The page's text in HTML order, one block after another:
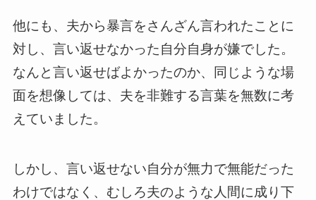
他にも、夫から暴言をさんざん言われたことに
対し、言い返せなかった自分自身が嫌でした。
なんと言い返せばよかったのか、同じような場
面を想像しては、夫を非難する言葉を無数に考
えていました。
しかし、言い返せない自分が無力で無能だった
わけではなく、むしろ夫のような人間に成り下